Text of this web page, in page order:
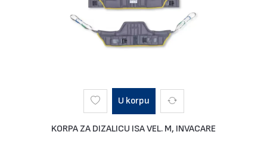
U korpu
KORPA ZA DIZALICU ISA VEL. M, INVACARE